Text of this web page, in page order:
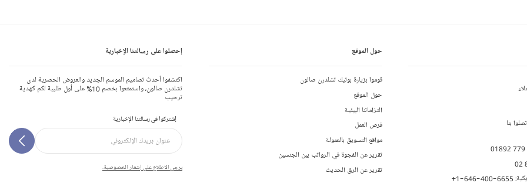
بنا
01892 779
02
+1-646-400-6655
حول الموقع
قوموا بزيارة بوتيك تشلدرن صالون
حول الموقع
التزاماتنا البيئية
فرص العمل
مواقع التسويق بالعمولة
تقرير عن الفجوة في الرواتب بين الجنسين
تقرير عن الرق الحديث
إحصلوا على رسالتنا الإخبارية
اكتشفوا أحدث تصاميم الموسم الجديد والعروض الحصرية لدى
تشلدرن صالون، واستمتعوا بخصم 10% على أول طلبية لكم كهدية
ترحيب
إشتركوا في رسالتنا الإخبارية
يرجى الاطلاع على إشعار الخصوصية.